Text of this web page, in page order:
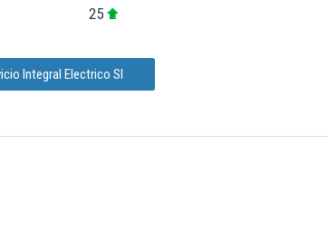
25
Integral Electrico Sl